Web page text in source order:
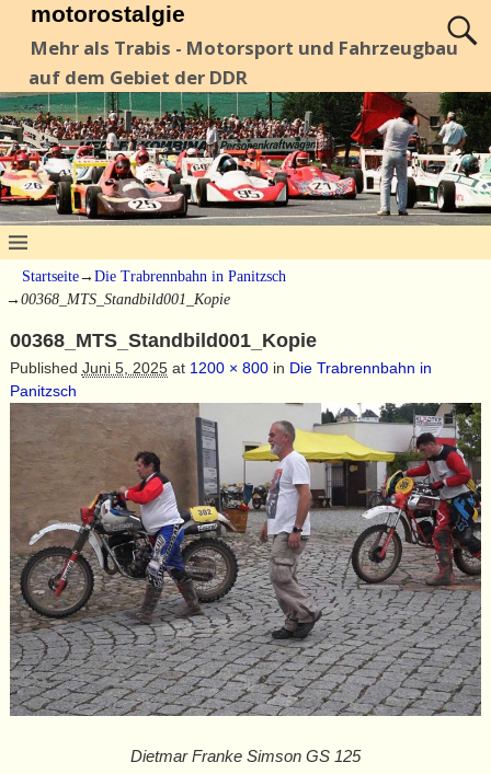
motorostalgie
Mehr als Trabis - Motorsport und Fahrzeugbau
auf dem Gebiet der DDR
Startseite→ Die Trabrennbahn in Panitzsch
→ 00368_MTS_Standbild001_Kopie
00368_MTS_Standbild001_Kopie
Published Juni 5, 2025at 1200 × 800in Die Trabrennbahn in
Panitzsch
Dietmar Franke Simson GS 125